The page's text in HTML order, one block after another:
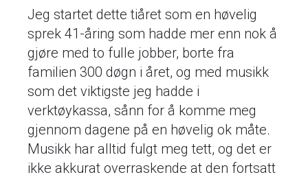
Jeg startet dette tiåret som en høvelig
sprek 41-åring som hadde mer enn nok å
gjøre med to fulle jobber, borte fra
familien 300 døgn i året, og med musikk
som det viktigste jeg hadde i
verktøykassa, sånn for å komme meg
gjennom dagene på en høvelig ok måte.
Musikk har alltid fulgt meg tett, og det er
ikke akkurat overraskende at den fortsatt